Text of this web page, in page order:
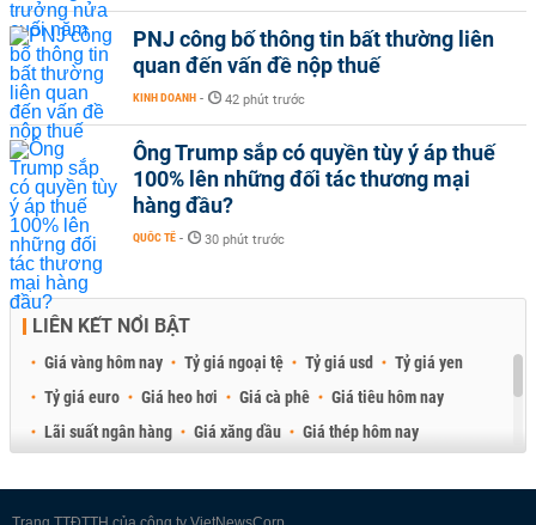
PNJ công bố thông tin bất thường liên
quan đến vấn đề nộp thuế
KINH DOANH - 42 phút trước
Ông Trump sắp có quyền tùy ý áp thuế
100% lên những đối tác thương mại
hàng đầu?
QUỐC TẾ - 30 phút trước
LIÊN KẾT NỔI BẬT
Giá vàng hôm nay Tỷ giá ngoại tệ Tỷ giá usd
Tỷ giá yen
Tỷ giá euro
Giá heo hơi Giá cà phê
Giá tiêu hôm nay
Lãi suất ngân hàng
Giá xăng dầu
Giá thép hôm nay